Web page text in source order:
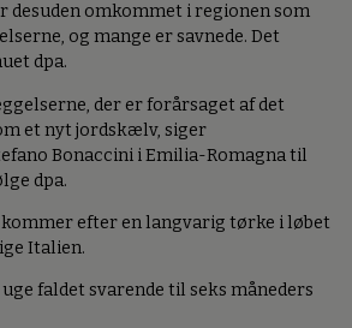
desuden omkommet i regionen som
og mange er savnede. Det
dpa.
der er forårsaget af det
et nyt jordskælv, siger
Bonaccini i Emilia-Romagna til
dpa.
efter en langvarig tørke i løbet
Italien.
faldet svarende til seks måneders